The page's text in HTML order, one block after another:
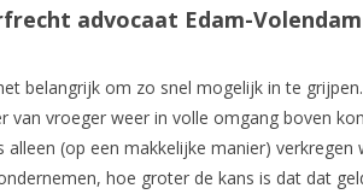
advocaat Edam-
belangrijk om zo snel mogelijk in te
van vroeger weer in volle omgang boven
(op een makkelijke manier)
hoe groter de kans is dat dat